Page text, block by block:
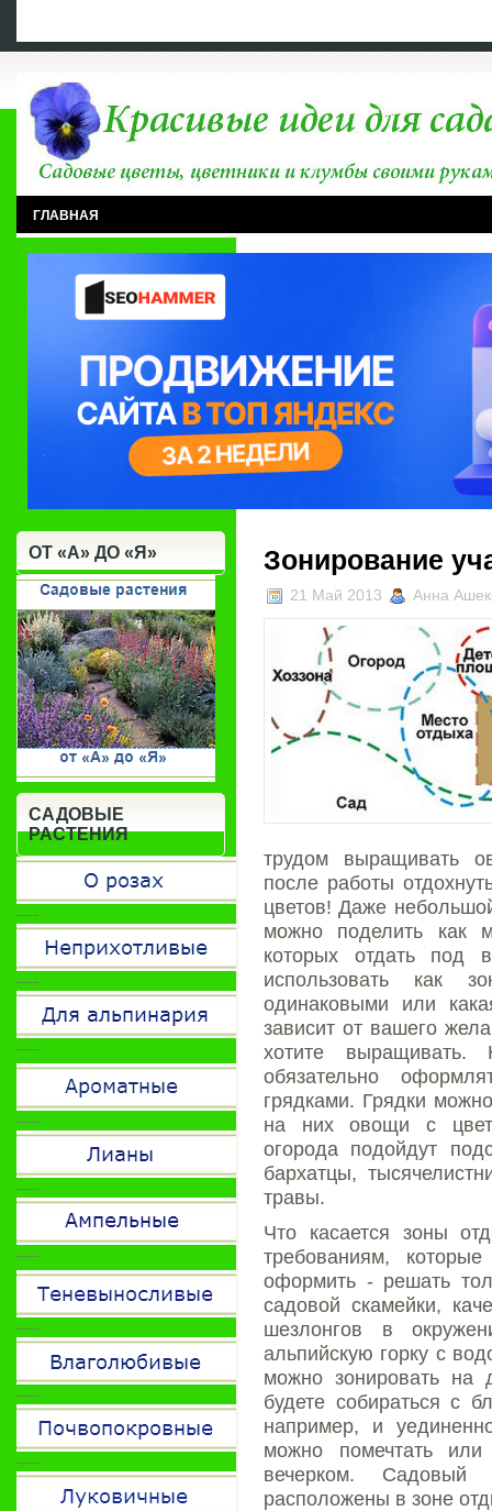
ГЛАВНАЯ
САДОВЫЕ ЦВЕТЫ
МНОГОЛЕТНИКИ
ОДНОЛЕТНИКИ
ДЕРЕВЬЯ В ДИЗАЙНЕ САДА
ЦВЕТНИКИ И ИДЕИ
ПРАВИЛА СОСТАВЛЕНИЯ
ФИТОДИЗАЙН ПОДПИСКА
ОТ «А» ДО «Я»
САДОВЫЕ
РАСТЕНИЯ
-----
-----
-----
-----
-----
-----
-----
-----
-----
Зонирование
21 Май 2013 Анна
трудом выращивать
после работы
цветов! Даже
можно поделить как
которых отдать под
использовать как
одинаковыми или
зависит от вашего
хотите
обязательно
грядками. Грядки
на них овощи с
огорода подойдут
бархатцы,
травы.
Что касается зоны
требованиям,
оформить - решать
садовой скамейки,
шезлонгов в
альпийскую горку с
можно зонировать на
будете собираться с
например, и
можно помечтать
вечерком.
расположены в зоне